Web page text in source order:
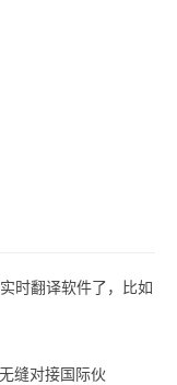
时翻译软件了，比如
缝对接国际伙